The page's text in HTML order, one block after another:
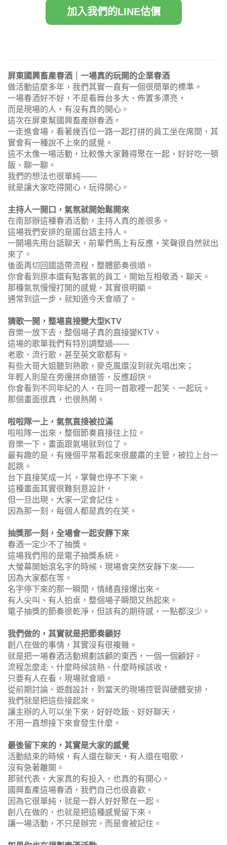
加入我們的LINE估價
屏東國興畜產春酒｜一場真的玩開的企業春酒
做活動這麼多年，我們其實一直有一個很簡單的標準。
一場春酒好不好，不是看舞台多大、佈置多漂亮，
而是現場的人，有沒有真的開心。
這次在屏東幫國興畜產辦春酒。
一走進會場，看著幾百位一路一起打拼的員工坐在席間，其
實會有一種說不上來的感覺。
這不太像一場活動，比較像大家難得聚在一起，好好吃一頓
飯、聊一聊。
我們的想法也很單純——
就是讓大家吃得開心，玩得開心。
主持人一開口，氣氛就開始鬆開來
在南部辦這種春酒活動，主持人真的差很多。
這場我們安排的是國台語主持人。
一開場先用台語聊天，前輩們馬上有反應，笑聲很自然就出
來了。
後面再切回國語帶流程，整體節奏很順。
你會看到原本還有點客氣的員工，開始互相敬酒、聊天。
那種氣氛慢慢打開的感覺，其實很明顯。
通常到這一步，就知道今天會順了。
猜歌一開，整場直接變大型KTV
音樂一放下去，整個場子真的直接變KTV。
這場的歌單我們有特別調整過——
老歌、流行歌，甚至英文歌都有。
有些大哥大姐聽到熟歌，麥克風還沒到就先唱出來；
年輕人則是在旁邊拼命搶答，反應超快。
你會看到不同年紀的人，在同一首歌裡一起笑、一起玩。
那個畫面很真，也很熱鬧。
啦啦隊一上，氣氛直接被拉滿
啦啦隊一出來，整個節奏直接往上拉。
音樂一下，畫面跟氣場就到位了。
最有趣的是，有幾個平常看起來很嚴肅的主管，被拉上台一
起跳。
台下直接笑成一片，掌聲也停不下來。
這種畫面其實很難刻意設計，
但一旦出現，大家一定會記住。
因為那一刻，每個人都是真的在笑。
抽獎那一刻，全場會一起安靜下來
春酒一定少不了抽獎。
這場我們用的是電子抽獎系統。
大螢幕開始滾名字的時候，現場會突然安靜下來——
因為大家都在等。
名字停下來的那一瞬間，情緒直接爆出來。
有人尖叫、有人拍桌，整個場子瞬間又熱起來。
電子抽獎的節奏很乾淨，但該有的期待感，一點都沒少。
我們做的，其實就是把節奏顧好
創八在做的事情，其實沒有很複雜。
就是把一場春酒活動規劃該顧的東西，一個一個顧好。
流程怎麼走、什麼時候該熱、什麼時候該收，
只要有人在看，現場就會順。
從前期討論、遊戲設計，到當天的現場控管與硬體安排，
我們就是把這些接起來。
讓主辦的人可以坐下來，好好吃飯、好好聊天，
不用一直想接下來會發生什麼。
最後留下來的，其實是大家的感覺
活動結束的時候，有人還在聊天，有人還在唱歌，
沒有急著離開。
那就代表，大家真的有投入，也真的有開心。
國興畜產這場春酒，我們自己也很喜歡。
因為它很單純，就是一群人好好聚在一起。
創八在做的，也就是把這種感覺留下來。
讓一場活動，不只是辦完，而是會被記住。